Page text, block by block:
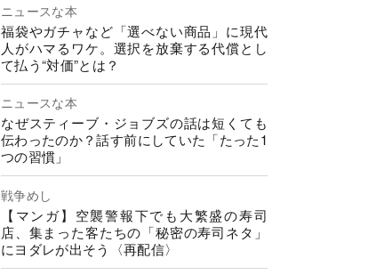
ニュースな本
福袋やガチャなど「選べない商品」に現代
人がハマるワケ。選択を放棄する代償とし
て払う“対価”とは？
ニュースな本
なぜスティーブ・ジョブズの話は短くても
伝わったのか？話す前にしていた「たった1
つの習慣」
戦争めし
【マンガ】空襲警報下でも大繁盛の寿司
店、集まった客たちの「秘密の寿司ネタ」
にヨダレが出そう〈再配信〉